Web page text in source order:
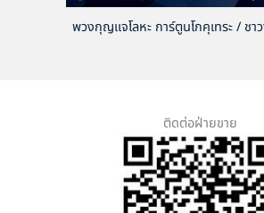
พวงกุญแจโลหะ การ์ตูนโกคุเทระ / ชา
ติดต่อฝ่ายขาย